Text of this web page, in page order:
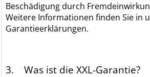
Beschädigung durch
Weitere Informationen finden Sie in
Garantieerklärungen.
3. Was ist die XXL-Garantie?